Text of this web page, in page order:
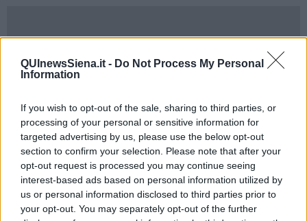
QUInewsSiena.it - Do Not Process My Personal
Information
If you wish to opt-out of the sale, sharing to third parties, or
processing of your personal or sensitive information for
targeted advertising by us, please use the below opt-out
section to confirm your selection. Please note that after your
opt-out request is processed you may continue seeing
interest-based ads based on personal information utilized by
us or personal information disclosed to third parties prior to
your opt-out. You may separately opt-out of the further
SIENA —Si svolgerà in
provinciale. Il Consiglio si riunisce per convalidare gli
eletti, presentazione delle linee programmatiche a seguito delke
elezioni.
In particolaresaranno emanatigli indirizzi per la nomina, la
designazione e la revoca dei rappresentanti della Provincia presso
Enti, Aziende ed Istituzioni.